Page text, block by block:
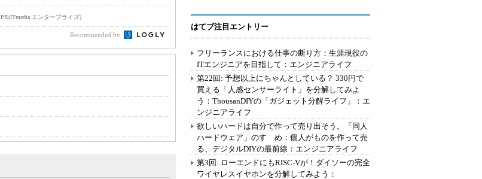
PR(ITmedia エンタープライズ)
Recommended by
はてブ注目エントリー
フリーランスにおける仕事の断り方：生涯現役の
ITエンジニアを目指して：エンジニアライフ
第22回: 予想以上にちゃんとしている？ 330円で
買える「人感センサーライト」を分解してみよ
う：ThousanDIYの「ガジェット分解ライフ」：エ
ンジニアライフ
欲しいハードは自分で作って売り出そう。「同人
ハードウェア」のすゝめ：個人がものを作って売
る、デジタルDIYの最前線：エンジニアライフ
第3回: ローエンドにもRISC-Vが！ダイソーの完全
ワイヤレスイヤホンを分解してみよう：